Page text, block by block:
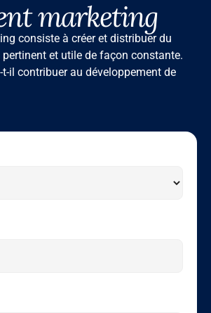
marketing
consiste à créer et distribuer du
pertinent et utile de façon constante.
il contribuer au développement de